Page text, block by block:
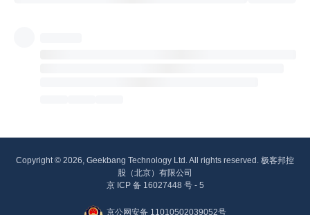
Copyright © 2026, Geekbang Technology Ltd. All rights reserved. 极客邦控
股（北京）有限公司
京 ICP 备 16027448 号 - 5
京公网安备 11010502039052号